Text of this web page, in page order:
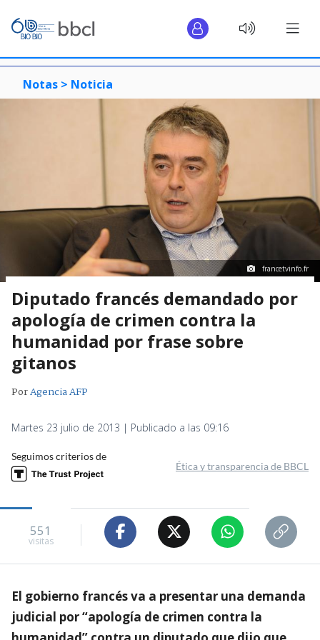
Notas > Noticia
francetvinfo.fr
Diputado francés demandado por
apología de crimen contra la
humanidad por frase sobre
gitanos
PorAgencia AFP
Martes 23 julio de 2013 | Publicado a las 09:16
Seguimos criterios de
Ética y transparencia de BBCL
551
visitas
El gobierno francés va a presentar una demanda
judicial por “apología de crimen contra la